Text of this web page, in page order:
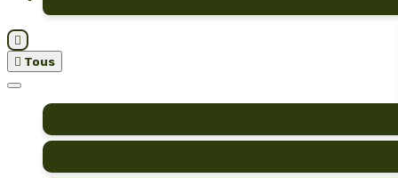

 Tous